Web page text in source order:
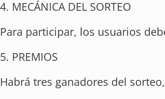
4. MECÁNICA DEL SORTEO
Para participar, los usuarios
5. PREMIOS
Habrá tres ganadores del